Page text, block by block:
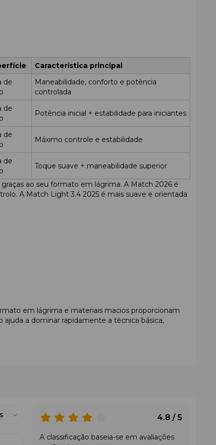
Característica principal
de
Maneabilidade, conforto e potência
controlada
de
Potência inicial + estabilidade para iniciantes
de
Máximo controle e estabilidade
de
Toque suave + maneabilidade superior
ao seu formato em lágrima. A Match 2026 é
A Match Light 3.4 2025 é mais suave e orientada
em lágrima e materiais macios proporcionam
a dominar rapidamente a técnica básica,
4.8 / 5
A classificação baseia-se em avaliações